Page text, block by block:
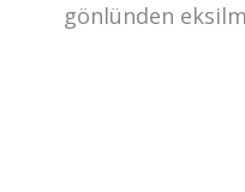
gönlünden